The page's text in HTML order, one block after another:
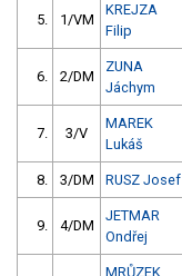
5. 1/VM
KREJZA
Filip
6. 2/DM
ZUNA
Jáchym
7. 3/V
MAREK
Lukáš
8. 3/DM RUSZ Josef
9. 4/DM
JETMAR
Ondřej
MRŮZEK